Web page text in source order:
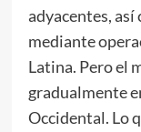
adyacentes,
mediante
Latina. Pero el
gradualmente
Occidental. Lo